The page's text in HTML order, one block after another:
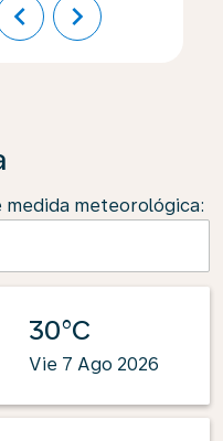
chevron_left chevron_right
medida meteorológica:
30°C
Vie 7 Ago 2026